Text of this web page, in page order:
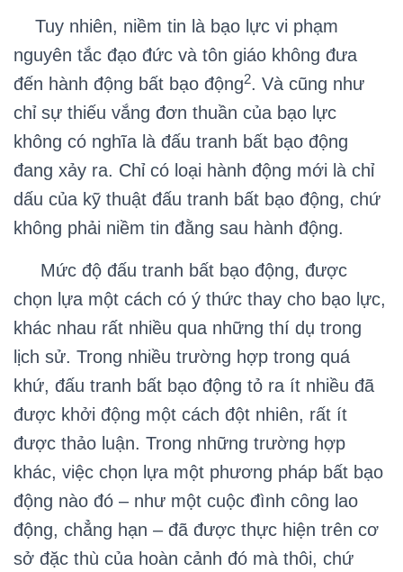
Tuy nhiên, niềm tin là bạo lực vi phạm
nguyên tắc đạo đức và tôn giáo không đưa
đến hành động bất bạo động2. Và cũng như
chỉ sự thiếu vắng đơn thuần của bạo lực
không có nghĩa là đấu tranh bất bạo động
đang xảy ra. Chỉ có loại hành động mới là chỉ
dấu của kỹ thuật đấu tranh bất bạo động, chứ
không phải niềm tin đằng sau hành động.
Mức độ đấu tranh bất bạo động, được
chọn lựa một cách có ý thức thay cho bạo lực,
khác nhau rất nhiều qua những thí dụ trong
lịch sử. Trong nhiều trường hợp trong quá
khứ, đấu tranh bất bạo động tỏ ra ít nhiều đã
được khởi động một cách đột nhiên, rất ít
được thảo luận. Trong những trường hợp
khác, việc chọn lựa một phương pháp bất bạo
động nào đó – như một cuộc đình công lao
động, chẳng hạn – đã được thực hiện trên cơ
sở đặc thù của hoàn cảnh đó mà thôi, chứ